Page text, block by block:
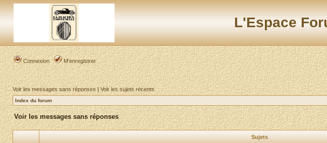
L'Espace
Connexion M’enregistrer
Voir les messages sans réponses|Voir les sujets récents
Index du forum
Voir les messages sans réponses
Sujets